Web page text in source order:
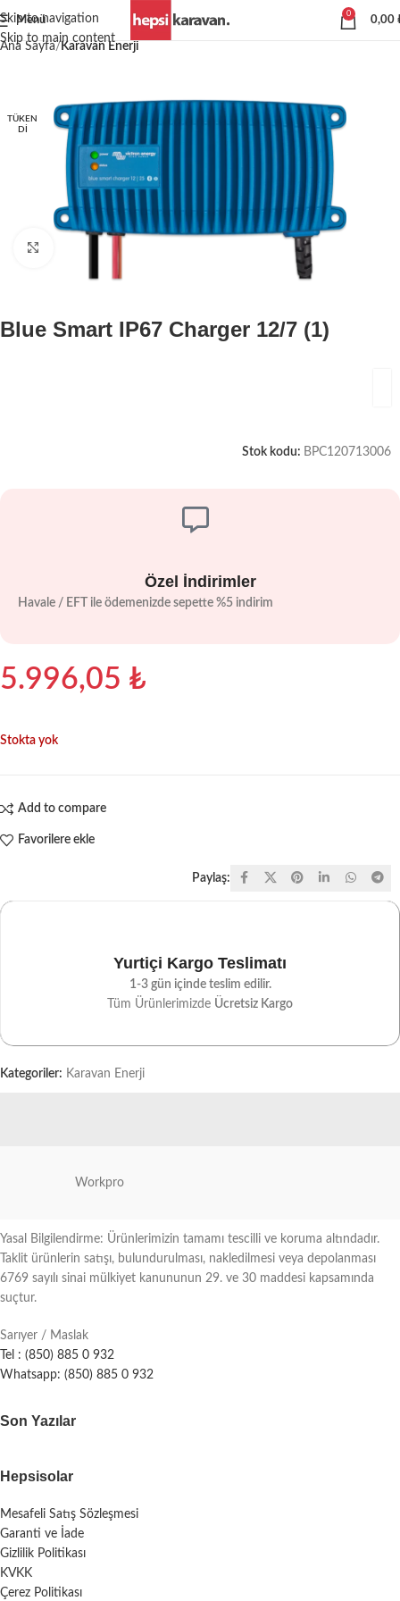
Skip to navigation
Skip to main content
Menü
0
0,00
Ana Sayfa Karavan Enerji
TÜKEN
DI
Büyütmek için tıklayın
Blue Smart IP67 Charger 12/7 (1)
Stok kodu: BPC120713006
Özel İndirimler
Havale / EFT ile ödemenizde sepette %5 indirim
5.996,05 ₺
Stokta yok
Add to compare
Favorilere ekle
Paylaş:
Yurtiçi Kargo Teslimatı
1-3 gün içinde teslim edilir.
Tüm Ürünlerimizde Ücretsiz Kargo
Kategoriler: Karavan Enerji
Workpro
Yasal Bilgilendirme: Ürünlerimizin tamamı tescilli ve koruma altındadır.
Taklit ürünlerin satışı, bulundurulması, nakledilmesi veya depolanması
6769 sayılı sinai mülkiyet kanununun 29. ve 30 maddesi kapsamında
suçtur.
Sarıyer / Maslak
Tel : (850) 885 0 932
Whatsapp: (850) 885 0 932
Son Yazılar
Hepsisolar
Mesafeli Satış Sözleşmesi
Garanti ve İade
Gizlilik Politikası
KVKK
Çerez Politikası